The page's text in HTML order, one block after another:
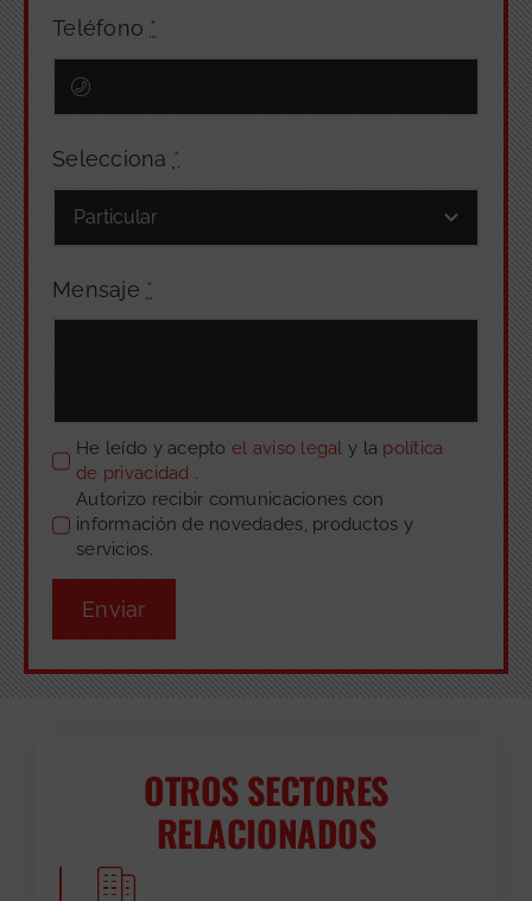
Teléfono *
Selecciona *
Mensaje *
He leído y acepto el aviso legaly la política
de privacidad .
Autorizo recibir comunicaciones con
información de novedades, productos y
servicios.
Enviar
OTROS SECTORES
RELACIONADOS